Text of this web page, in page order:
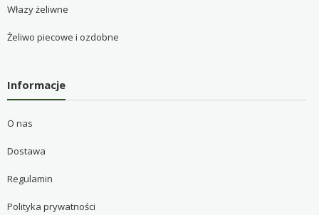
Włazy żeliwne
Żeliwo piecowe i ozdobne
Informacje
O nas
Dostawa
Regulamin
Polityka prywatności